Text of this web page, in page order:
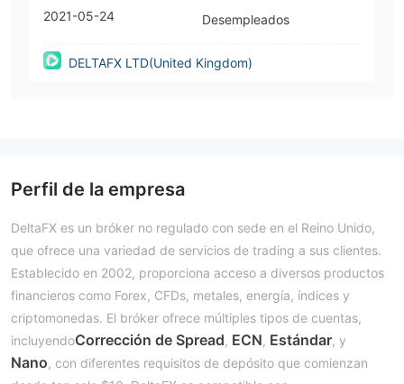
2021-05-24
Desempleados
DELTAFX LTD(United Kingdom)
Perfil de la empresa
DeltaFX es un bróker no regulado con sede en el Reino Unido,
que ofrece una variedad de servicios de trading a sus clientes.
Establecido en 2002, proporciona acceso a diversos productos
financieros como Forex, CFDs, metales, energía, índices y
criptomonedas. El bróker ofrece múltiples tipos de cuentas,
incluyendoCorrección de Spread, ECN, Estándar, y
Nano, con diferentes requisitos de depósito que comienzan